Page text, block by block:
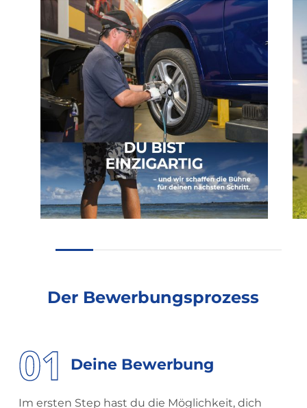
Der Bewerbungsprozess
01 Deine Bewerbung
Im ersten Step hast du die Möglichkeit, dich